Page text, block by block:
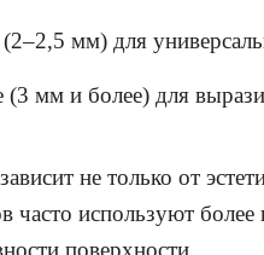
(2–2,5 мм) для
(3 мм и более) для
не только от
часто используют
поверхности.